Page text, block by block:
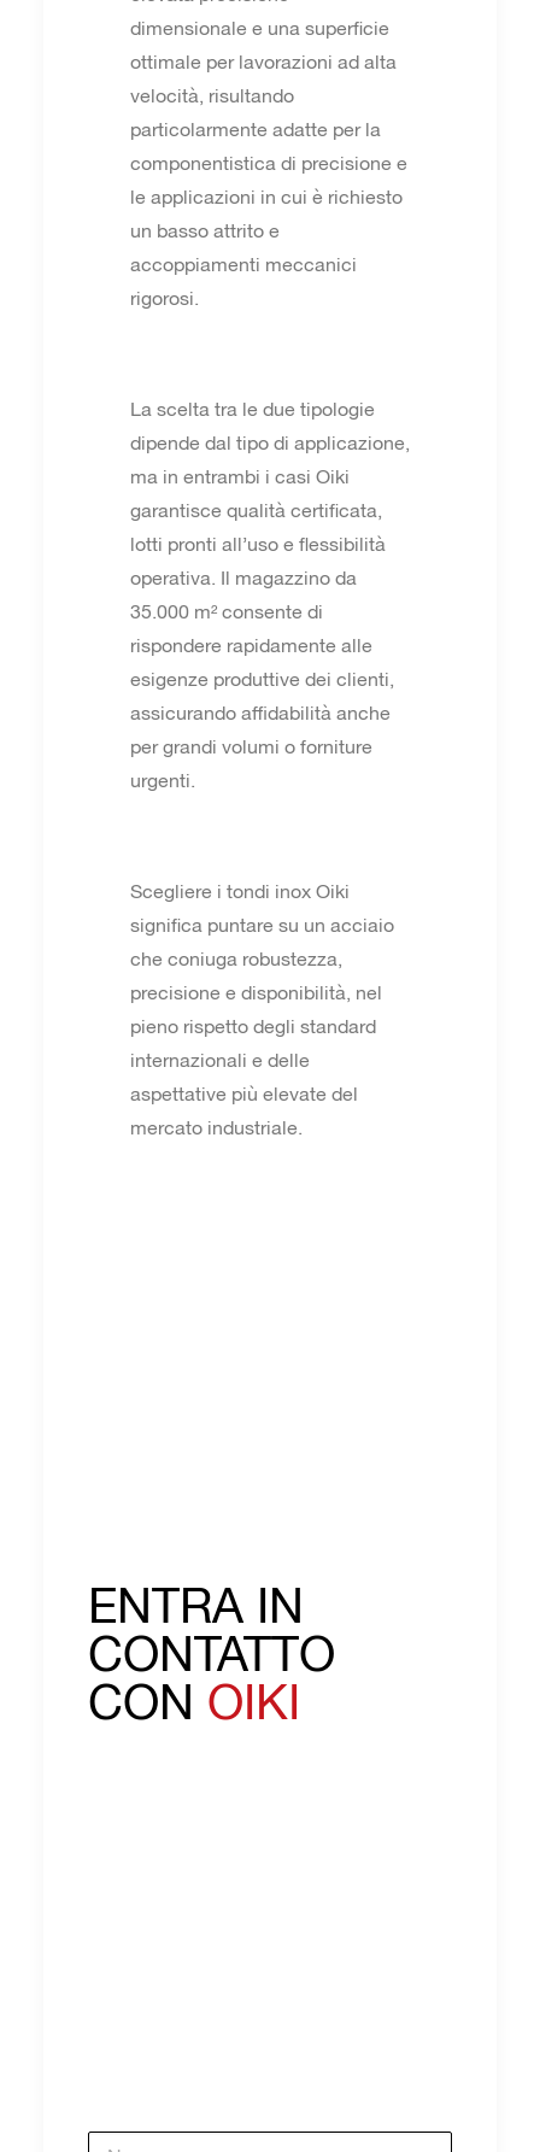
dimensionale e una superficie
ottimale per lavorazioni ad alta
velocità, risultando
particolarmente adatte per la
componentistica di precisione e
le applicazioni in cui è richiesto
un basso attrito e
accoppiamenti meccanici
rigorosi.
La scelta tra le due tipologie
dipende dal tipo di applicazione,
ma in entrambi i casi Oiki
garantisce qualità certificata,
lotti pronti all’uso e flessibilità
operativa. Il magazzino da
35.000 m² consente di
rispondere rapidamente alle
esigenze produttive dei clienti,
assicurando affidabilità anche
per grandi volumi o forniture
urgenti.
Scegliere i tondi inox Oiki
significa puntare su un acciaio
che coniuga robustezza,
precisione e disponibilità, nel
pieno rispetto degli standard
internazionali e delle
aspettative più elevate del
mercato industriale.
ENTRA IN
CONTATTO
CON OIKI